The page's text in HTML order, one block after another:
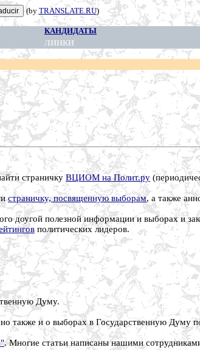
(byTRANSLATE.RU)
КАНДИДАТЫ
ЛИНКИ
страничкуВЦИОМ на Полит.ру
страничку, посвященную выборам, а также
доугой полезной информации и выборах и
политических лидеров.
Думу.
также и о выборах в Государственную Думу
. Многие статьи написаны нашими